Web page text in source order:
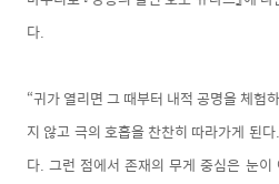
다.
“귀가 열리면 그 때부터 내적 공명을 체험
지 않고 극의 호흡을 찬찬히 따라가게 된
다. 그런 점에서 존재의 무게 중심은 눈